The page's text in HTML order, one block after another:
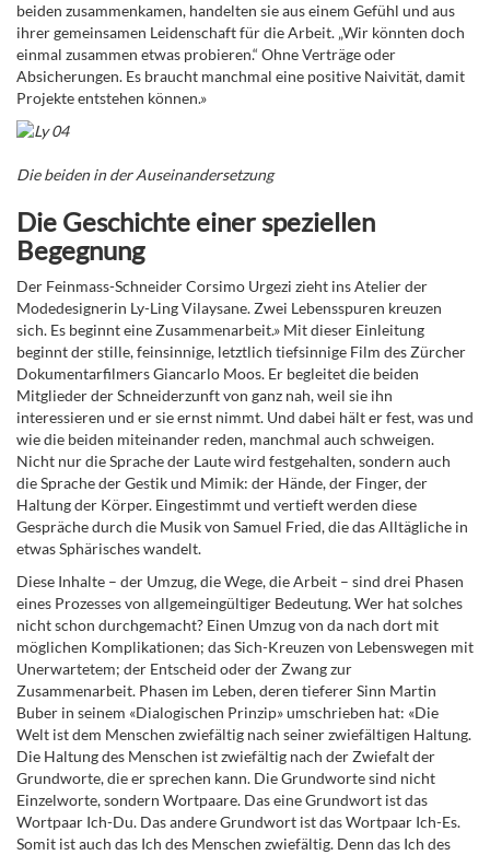
beiden zusammenkamen, handelten sie aus einem Gefühl und aus
ihrer gemeinsamen Leidenschaft für die Arbeit. „Wir könnten doch
einmal zusammen etwas probieren.“ Ohne Verträge oder
Absicherungen. Es braucht manchmal eine positive Naivität, damit
Projekte entstehen können.»
Die beiden in der Auseinandersetzung
Die Geschichte einer speziellen
Begegnung
Der Feinmass-Schneider Corsimo Urgezi zieht ins Atelier der
Modedesignerin Ly-Ling Vilaysane. Zwei Lebensspuren kreuzen
sich. Es beginnt eine Zusammenarbeit.» Mit dieser Einleitung
beginnt der stille, feinsinnige, letztlich tiefsinnige Film des Zürcher
Dokumentarfilmers Giancarlo Moos. Er begleitet die beiden
Mitglieder der Schneiderzunft von ganz nah, weil sie ihn
interessieren und er sie ernst nimmt. Und dabei hält er fest, was und
wie die beiden miteinander reden, manchmal auch schweigen.
Nicht nur die Sprache der Laute wird festgehalten, sondern auch
die Sprache der Gestik und Mimik: der Hände, der Finger, der
Haltung der Körper. Eingestimmt und vertieft werden diese
Gespräche durch die Musik von Samuel Fried, die das Alltägliche in
etwas Sphärisches wandelt.
Diese Inhalte – der Umzug, die Wege, die Arbeit – sind drei Phasen
eines Prozesses von allgemeingültiger Bedeutung. Wer hat solches
nicht schon durchgemacht? Einen Umzug von da nach dort mit
möglichen Komplikationen; das Sich-Kreuzen von Lebenswegen mit
Unerwartetem; der Entscheid oder der Zwang zur
Zusammenarbeit. Phasen im Leben, deren tieferer Sinn Martin
Buber in seinem «Dialogischen Prinzip» umschrieben hat: «Die
Welt ist dem Menschen zwiefältig nach seiner zwiefältigen Haltung.
Die Haltung des Menschen ist zwiefältig nach der Zwiefalt der
Grundworte, die er sprechen kann. Die Grundworte sind nicht
Einzelworte, sondern Wortpaare. Das eine Grundwort ist das
Wortpaar Ich-Du. Das andere Grundwort ist das Wortpaar Ich-Es.
Somit ist auch das Ich des Menschen zwiefältig. Denn das Ich des